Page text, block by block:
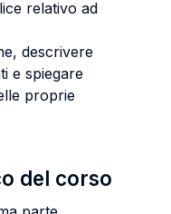
relativo ad
descrivere
e spiegare
proprie
del corso